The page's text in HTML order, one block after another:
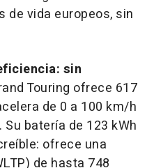
de vida europeos, sin
sin
Touring ofrece 617
de 0 a 100 km/h
batería de 123 kWh
ofrece una
de hasta 748